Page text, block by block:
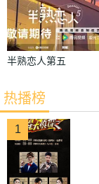
半熟恋人第五
热播榜
1